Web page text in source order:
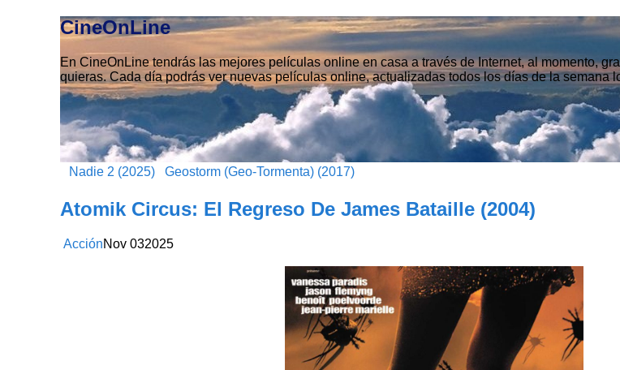
CineOnLine
En CineOnLine tendrás las mejores películas online en casa a través de Internet, al momento,
quieras. Cada día podrás ver nuevas películas online, actualizadas todos los días de la semana
Nadie 2 (2025) Geostorm (Geo-Tormenta) (2017)
Atomik Circus: El Regreso De James Bataille (2004)
AcciónNov 032025